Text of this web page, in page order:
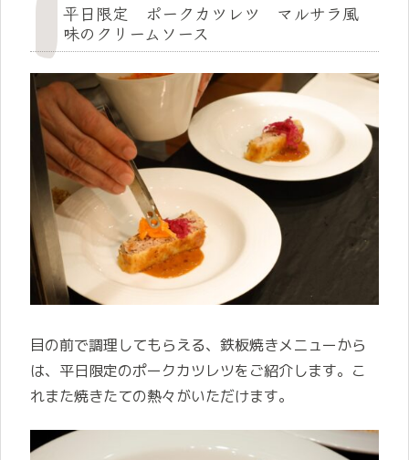
平日限定 ポークカツレツ マルサラ風
味のクリームソース
目の前で調理してもらえる、鉄板焼きメニューから
は、平日限定のポークカツレツをご紹介します。こ
れまた焼きたての熱々がいただけます。